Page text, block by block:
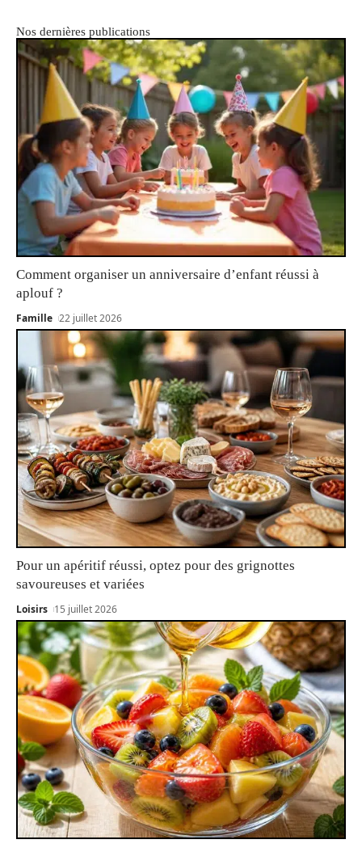
Nos dernières publications
Comment organiser un anniversaire d’enfant réussi à
aplouf ?
Famille 22 juillet 2026
Pour un apéritif réussi, optez pour des grignottes
savoureuses et variées
Loisirs 15 juillet 2026